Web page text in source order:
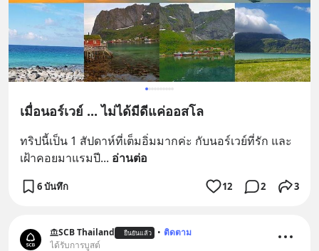
เมื่อนอร์เวย์ ... ไม่ได้มีดีแค่ออสโล
ทริปนี้เป็น 1 สัปดาห์ที่เต็มอิ่มมากค่ะ กับนอร์เวย์ที่รัก และ
เฝ้าคอยมาแรมปี... อ่านต่อ
6 บันทึก 12 2 3
SCB Thailand ยืนยันแล้ว • ติดตาม
ได้รับการบูสต์